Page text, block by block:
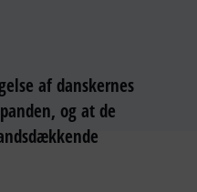
af danskernes
og at de